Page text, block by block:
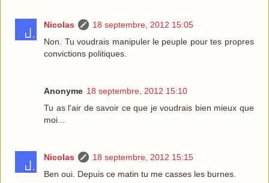
Nicolas
18 septembre, 2012 15:05
Non. Tu voudrais manipuler le peuple pour tes propres
convictions politiques.
Anonyme 18 septembre, 2012 15:10
Tu as l'air de savoir ce que je voudrais bien mieux que
moi...
Nicolas
18 septembre, 2012 15:15
Ben oui. Depuis ce matin tu me casses les burnes.